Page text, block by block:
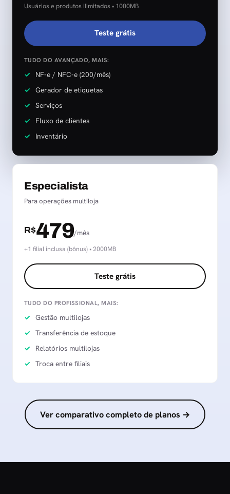
Usuários e produtos ilimitados • 1000MB
Teste grátis
TUDO DO AVANÇADO, MAIS:
NF-e / NFC-e (200/mês)
Gerador de etiquetas
Serviços
Fluxo de clientes
Inventário
Especialista
Para operações multiloja
R$479/mês
+1 filial inclusa (bônus) • 2000MB
Teste grátis
TUDO DO PROFISSIONAL, MAIS:
Gestão multilojas
Transferência de estoque
Relatórios multilojas
Troca entre filiais
Ver comparativo completo de planos →